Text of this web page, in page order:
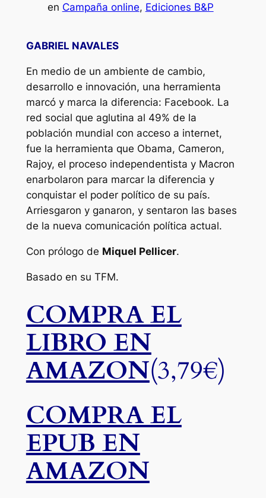
en Campaña online, Ediciones B&P
GABRIEL NAVALES
En medio de un ambiente de cambio,
desarrollo e innovación, una herramienta
marcó y marca la diferencia: Facebook. La
red social que aglutina al 49% de la
población mundial con acceso a internet,
fue la herramienta que Obama, Cameron,
Rajoy, el proceso independentista y Macron
enarbolaron para marcar la diferencia y
conquistar el poder político de su país.
Arriesgaron y ganaron, y sentaron las bases
de la nueva comunicación política actual.
Con prólogo de Miquel Pellicer.
Basado en su TFM.
COMPRA EL
LIBRO EN
AMAZON(3,79€)
COMPRA EL
EPUB EN
AMAZON